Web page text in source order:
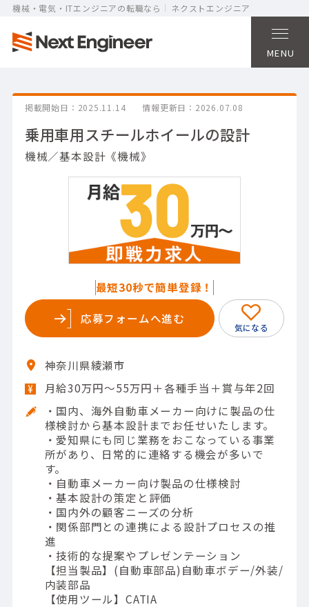
機械・電気・ITエンジニアの転職なら ネクストエンジニア
MENU
掲載開始日 2025.11.14 情報更新日 2026.07.08
乗用車用スチールホイールの設計
機械／基本設計《機械》
最短30秒で簡単登録！
応募フォームへ進む
神奈川県綾瀬市
月給30万円～55万円＋各種手当＋賞与年2回
・国内、海外自動車メーカー向けに製品の仕
様検討から基本設計までお任せいたします。
・愛知県にも同じ業務をおこなっている事業
所があり、日常的に連絡する機会が多いで
す。
・自動車メーカー向け製品の仕様検討
・基本設計の策定と評価
・国内外の顧客ニーズの分析
・関係部門との連携による設計プロセスの推
進
・技術的な提案やプレゼンテーション
【担当製品】(自動車部品)自動車ボデー/外装/
内装部品
【使用ツール】CATIA